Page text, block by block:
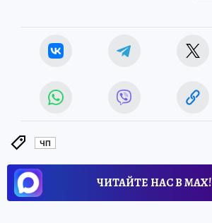
ЧП
ЧИТАЙТЕ НАС В МАХ!